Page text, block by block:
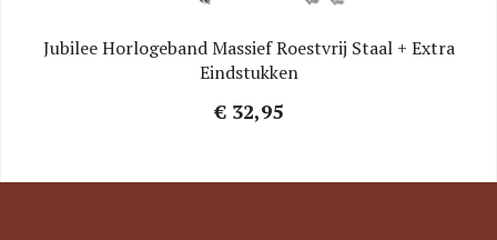
Jubilee Horlogeband Massief Roestvrij Staal + Extra
Eindstukken
€ 32,95